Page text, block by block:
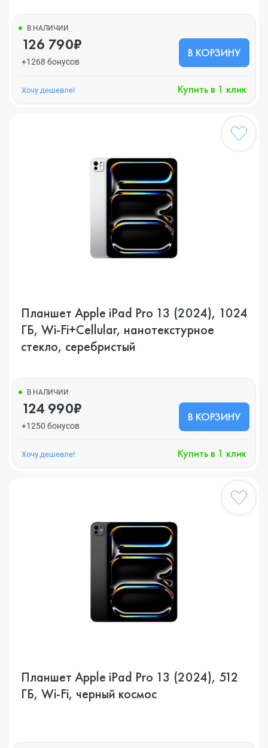
В НАЛИЧИИ
126 790₽
+1268 бонусов
В КОРЗИНУ
Хочу дешевле! Купить в 1 клик
Планшет Apple iPad Pro 13 (2024), 1024
ГБ, Wi-Fi+Cellular, нанотекстурное
стекло, серебристый
В НАЛИЧИИ
124 990₽
+1250 бонусов
В КОРЗИНУ
Хочу дешевле! Купить в 1 клик
Планшет Apple iPad Pro 13 (2024), 512
ГБ, Wi-Fi, черный космос